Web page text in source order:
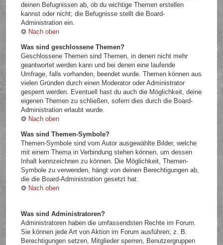
deinen Befugnissen ab, ob du wichtige Themen erstellen
kannst oder nicht; die Befugnisse stellt die Board-
Administration ein.
Nach oben
Was sind geschlossene Themen?
Geschlossene Themen sind Themen, in denen nicht mehr
geantwortet werden kann und bei denen eine laufende
Umfrage, falls vorhanden, beendet wurde. Themen können aus
vielen Gründen durch einen Moderator oder Administrator
gesperrt werden. Eventuell hast du auch die Möglichkeit, deine
eigenen Themen zu schließen, sofern dies durch die Board-
Administration erlaubt wurde.
Nach oben
Was sind Themen-Symbole?
Themen-Symbole sind vom Autor ausgewählte Bilder, welche
mit einem Thema in Verbindung stehen können, um dessen
Inhalt kennzeichnen zu können. Die Möglichkeit, Themen-
Symbole zu verwenden, hängt von deinen Berechtigungen ab,
die die Board-Administration gesetzt hat.
Nach oben
Was sind Administratoren?
Administratoren haben die umfassendsten Rechte im Forum.
Sie können jede Art von Aktion im Forum ausführen; z. B.
Berechtigungen setzen, Mitglieder sperren, Benutzergruppen